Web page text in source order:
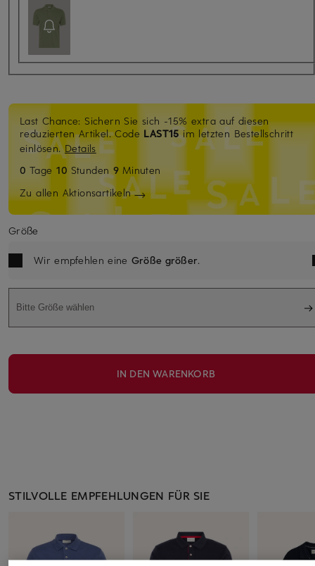
Last Chance: Sichern Sie sich -15% extra auf diesen
reduzierten Artikel. Code LAST15im letzten Bestellschritt
einlösen.Details
0 Tage10 Stunden 9 Minuten
Zu allen Aktionsartikeln
Größe
Wir empfehlen eine Größe größer.
Bitte Größe wählen
IN DEN WARENKORB
STILVOLLE EMPFEHLUNGEN FÜR SIE